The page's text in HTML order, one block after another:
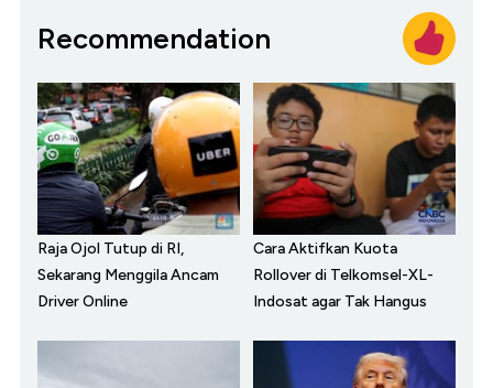
Recommendation
Raja Ojol Tutup di RI,
Sekarang Menggila Ancam
Driver Online
Cara Aktifkan Kuota
Rollover di Telkomsel-XL-
Indosat agar Tak Hangus